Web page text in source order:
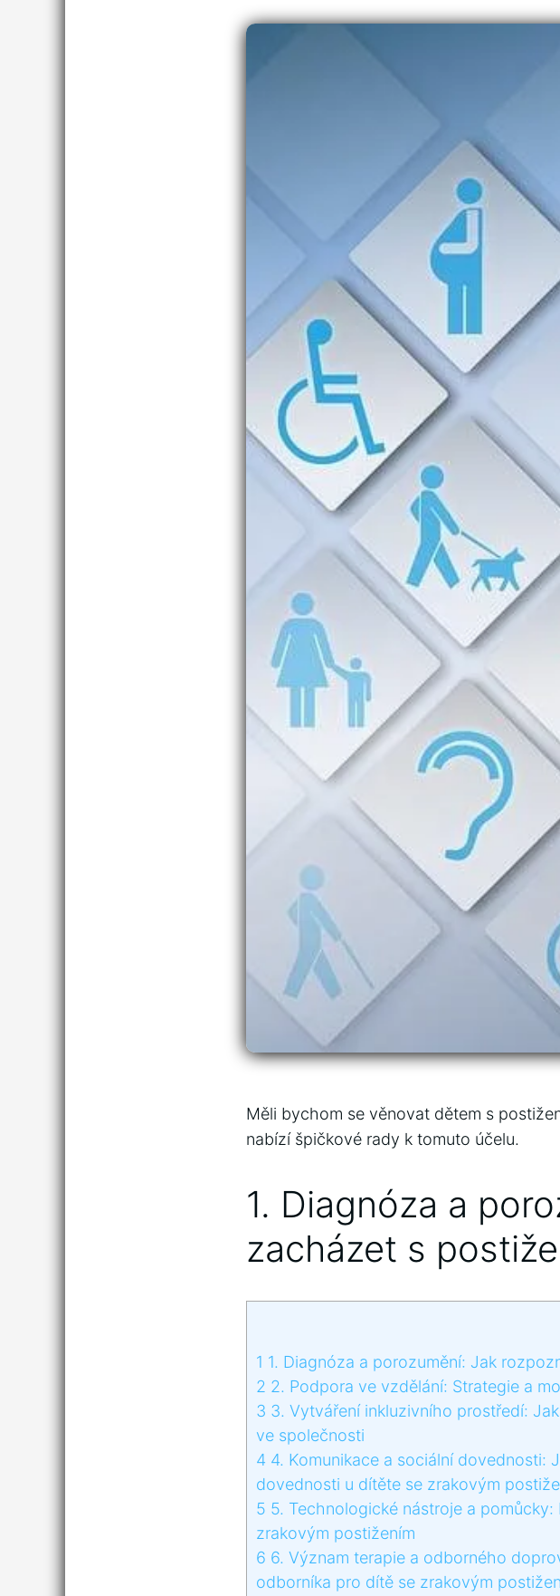
Měli bychom se​ věnovat dětem​ s
nabízí špičkové rady k ⁢tomuto účelu.
1. Diagnóza a
zacházet s
1 1. Diagnóza a porozumění: Jak
2 2. Podpora ve vzdělání: Strategie ​a
3 3. Vytváření inkluzivního prostředí:
ve‍ společnosti
4 4.‌ Komunikace a sociální dovednosti:
dovednosti u dítěte se zrakovým
5 5. Technologické ​nástroje a
zrakovým postižením
6 6. Význam terapie a odborného
odborníka pro dítě ‍se zrakovým